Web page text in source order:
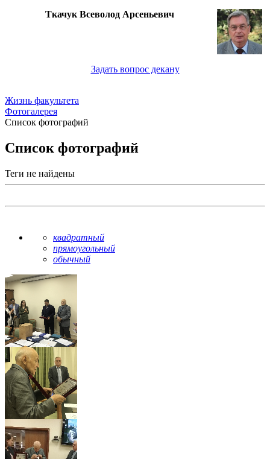
Ткачук Всеволод Арсеньевич
Задать вопрос декану
Жизнь факультета
Фотогалерея
Список фотографий
Список фотографий
Теги не найдены
квадратный
прямоугольный
обычный